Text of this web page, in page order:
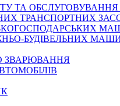
ТА
ТРАНСПОРТНИХ
БУДІВЕЛЬНИХ
ЗВАРЮВАННЯ